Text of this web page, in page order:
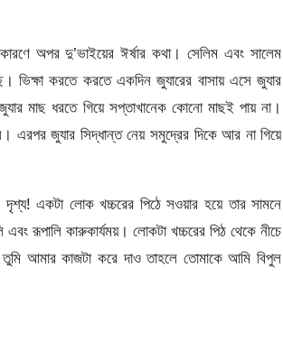
অপর দু’ভাইয়ের ঈর্ষার কথা। সেলিম এবং সালেম
ভিক্ষা করতে করতে একদিন জুযারের বাসায় এসে জুযার
মাছ ধরতে গিয়ে সপ্তাখানেক কোনো মাছই পায় না।
এরপর জুযার সিদ্ধান্ত নেয় সমুদ্রের দিকে আর না গিয়ে
একটা লোক খচ্চরের পিঠে সওয়ার হয়ে তার সামনে
রূপালি কারুকার্যময়। লোকটা খচ্চরের পিঠ থেকে নীচে
আমার কাজটা করে দাও তাহলে তোমাকে আমি বিপুল